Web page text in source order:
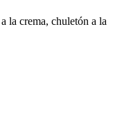
la crema, chuletón a la